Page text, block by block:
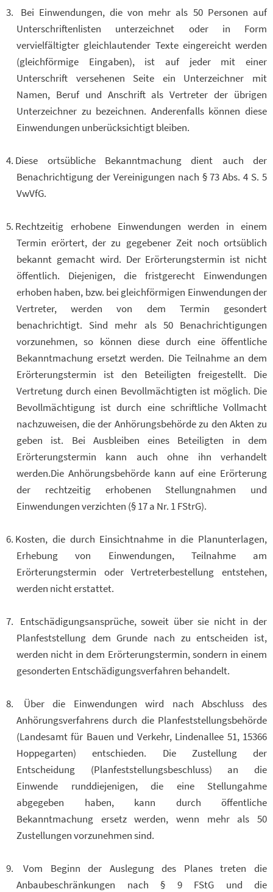
Bei Einwendungen, die von mehr als 50 Personen auf
Unterschriftenlisten unterzeichnet oder in Form
vervielfältigter gleichlautender Texte eingereicht werden
(gleichförmige Eingaben), ist auf jeder mit einer
Unterschrift versehenen Seite ein Unterzeichner mit
Namen, Beruf und Anschrift als Vertreter der übrigen
Unterzeichner zu bezeichnen. Anderenfalls können diese
Einwendungen unberücksichtigt bleiben.
Diese ortsübliche Bekanntmachung dient auch der
Benachrichtigung der Vereinigungen nach § 73 Abs. 4 S. 5
VwVfG.
Rechtzeitig erhobene Einwendungen werden in einem
Termin erörtert, der zu gegebener Zeit noch ortsüblich
bekannt gemacht wird. Der Erörterungstermin ist nicht
öffentlich. Diejenigen, die fristgerecht Einwendungen
erhoben haben, bzw. bei gleichförmigen Einwendungen der
Vertreter, werden von dem Termin gesondert
benachrichtigt. Sind mehr als 50 Benachrichtigungen
vorzunehmen, so können diese durch eine öffentliche
Bekanntmachung ersetzt werden. Die Teilnahme an dem
Erörterungstermin ist den Beteiligten freigestellt. Die
Vertretung durch einen Bevollmächtigten ist möglich. Die
Bevollmächtigung ist durch eine schriftliche Vollmacht
nachzuweisen, die der Anhörungsbehörde zu den Akten zu
geben ist. Bei Ausbleiben eines Beteiligten in dem
Erörterungstermin kann auch ohne ihn verhandelt
werden.Die Anhörungsbehörde kann auf eine Erörterung
der rechtzeitig erhobenen Stellungnahmen und
Einwendungen verzichten (§ 17 a Nr. 1 FStrG).
Kosten, die durch Einsichtnahme in die Planunterlagen,
Erhebung von Einwendungen, Teilnahme am
Erörterungstermin oder Vertreterbestellung entstehen,
werden nicht erstattet.
Entschädigungsansprüche, soweit über sie nicht in der
Planfeststellung dem Grunde nach zu entscheiden ist,
werden nicht in dem Erörterungstermin, sondern in einem
gesonderten Entschädigungsverfahren behandelt.
Über die Einwendungen wird nach Abschluss des
Anhörungsverfahrens durch die Planfeststellungsbehörde
(Landesamt für Bauen und Verkehr, Lindenallee 51, 15366
Hoppegarten) entschieden. Die Zustellung der
Entscheidung (Planfeststellungsbeschluss) an die
Einwende runddiejenigen, die eine Stellungahme
abgegeben haben, kann durch öffentliche
Bekanntmachung ersetz werden, wenn mehr als 50
Zustellungen vorzunehmen sind.
Vom Beginn der Auslegung des Planes treten die
Anbaubeschränkungen nach § 9 FStG und die